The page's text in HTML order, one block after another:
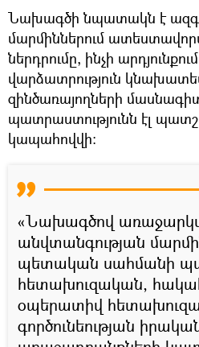
Նախագծի նպատակն է
մարմիններում
ներդրումը, ինչի
վարձատրություն
զինծառայողների
պատրաստությունն էլ
կապահովվի։
«Նախագծով
անվտանգության
պետական սահմանի
հետախուզական,
օպերատիվ
գործունեության